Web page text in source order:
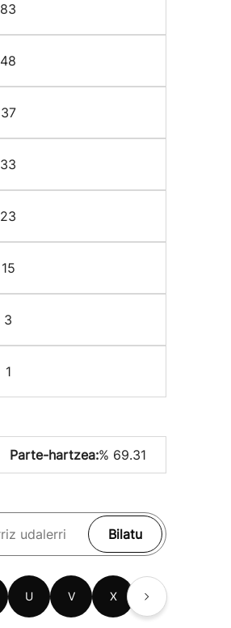
83
48
37
33
23
15
3
1
Parte-hartzea:% 69.31
Bilatu
U V X